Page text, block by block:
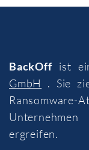
BackOffist
GmbH
. Sie
Ransomware-
ergreifen.